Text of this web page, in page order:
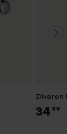
34 99